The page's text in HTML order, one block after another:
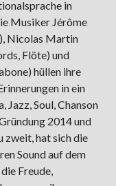
in
Musiker Jérôme
Nicolas Martin
Flöte) und
hüllen ihre
in ein
Jazz, Soul, Chanson
2014 und
zweit, hat sich die
Sound auf dem
Freude,